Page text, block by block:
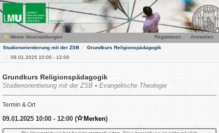
Meine Veranstaltungen Anmelden
Registrieren
Studienorientierung mit der ZSB
Grundkurs Religionspädagogik
09.01.2025 10:00 - 12:00
Grundkurs Religionspädagogik
Studienorientierung mit der ZSB • Evangelische Theologie
Termin & Ort
09.01.2025 10:00 - 12:00 ( Merken)